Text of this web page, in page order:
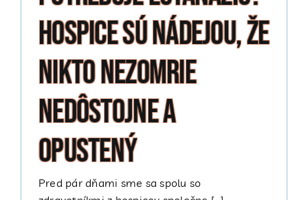
Hospice sú nádejou, že
nikto nezomrie
nedôstojne a
opustený
Pred pár dňami sme sa spolu so